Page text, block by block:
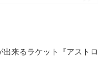
来るラケット『アストロ